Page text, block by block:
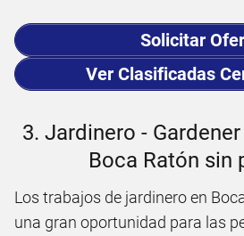
Solicitar
Ver Clasificadas
3. Jardinero -
Boca Ratón sin
Los trabajos de jardinero en
una gran oportunidad para las